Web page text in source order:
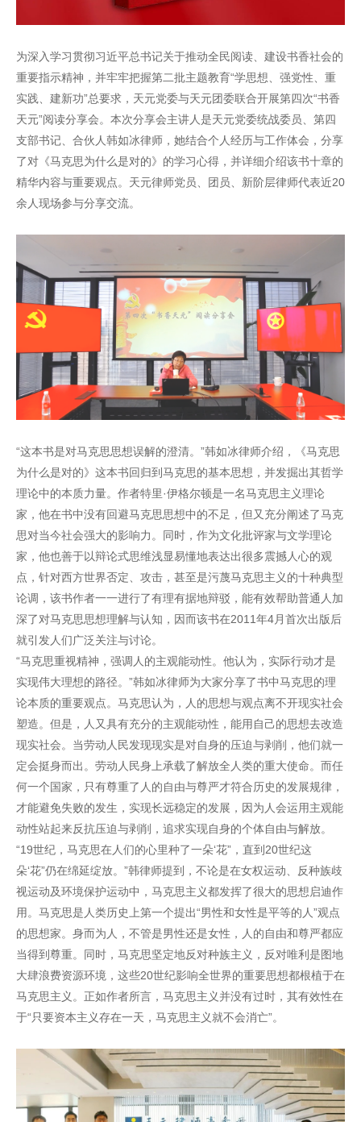
为深入学习贯彻习近平总书记关于推动全民阅读、建设书香社会的
重要指示精神，并牢牢把握第二批主题教育“学思想、强党性、重
实践、建新功”总要求，天元党委与天元团委联合开展第四次“书香
天元”阅读分享会。本次分享会主讲人是天元党委统战委员、第四
支部书记、合伙人韩如冰律师，她结合个人经历与工作体会，分享
了对《马克思为什么是对的》的学习心得，并详细介绍该书十章的
精华内容与重要观点。天元律师党员、团员、新阶层律师代表近20
余人现场参与分享交流。
“这本书是对马克思思想误解的澄清。”韩如冰律师介绍，《马克思
为什么是对的》这本书回归到马克思的基本思想，并发掘出其哲学
理论中的本质力量。作者特里·伊格尔顿是一名马克思主义理论
家，他在书中没有回避马克思思想中的不足，但又充分阐述了马克
思对当今社会强大的影响力。同时，作为文化批评家与文学理论
家，他也善于以辩论式思维浅显易懂地表达出很多震撼人心的观
点，针对西方世界否定、攻击，甚至是污蔑马克思主义的十种典型
论调，该书作者一一进行了有理有据地辩驳，能有效帮助普通人加
深了对马克思思想理解与认知，因而该书在2011年4月首次出版后
就引发人们广泛关注与讨论。
“马克思重视精神，强调人的主观能动性。他认为，实际行动才是
实现伟大理想的路径。”韩如冰律师为大家分享了书中马克思的理
论本质的重要观点。马克思认为，人的思想与观点离不开现实社会
塑造。但是，人又具有充分的主观能动性，能用自己的思想去改造
现实社会。当劳动人民发现现实是对自身的压迫与剥削，他们就一
定会挺身而出。劳动人民身上承载了解放全人类的重大使命。而任
何一个国家，只有尊重了人的自由与尊严才符合历史的发展规律，
才能避免失败的发生，实现长远稳定的发展，因为人会运用主观能
动性站起来反抗压迫与剥削，追求实现自身的个体自由与解放。
“19世纪，马克思在人们的心里种了一朵‘花”，直到20世纪这
朵‘花”仍在绵延绽放。”韩律师提到，不论是在女权运动、反种族歧
视运动及环境保护运动中，马克思主义都发挥了很大的思想启迪作
用。马克思是人类历史上第一个提出“男性和女性是平等的人”观点
的思想家。身而为人，不管是男性还是女性，人的自由和尊严都应
当得到尊重。同时，马克思坚定地反对种族主义，反对唯利是图地
大肆浪费资源环境，这些20世纪影响全世界的重要思想都根植于在
马克思主义。正如作者所言，马克思主义并没有过时，其有效性在
于“只要资本主义存在一天，马克思主义就不会消亡”。